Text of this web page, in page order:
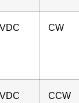
CW
CCW